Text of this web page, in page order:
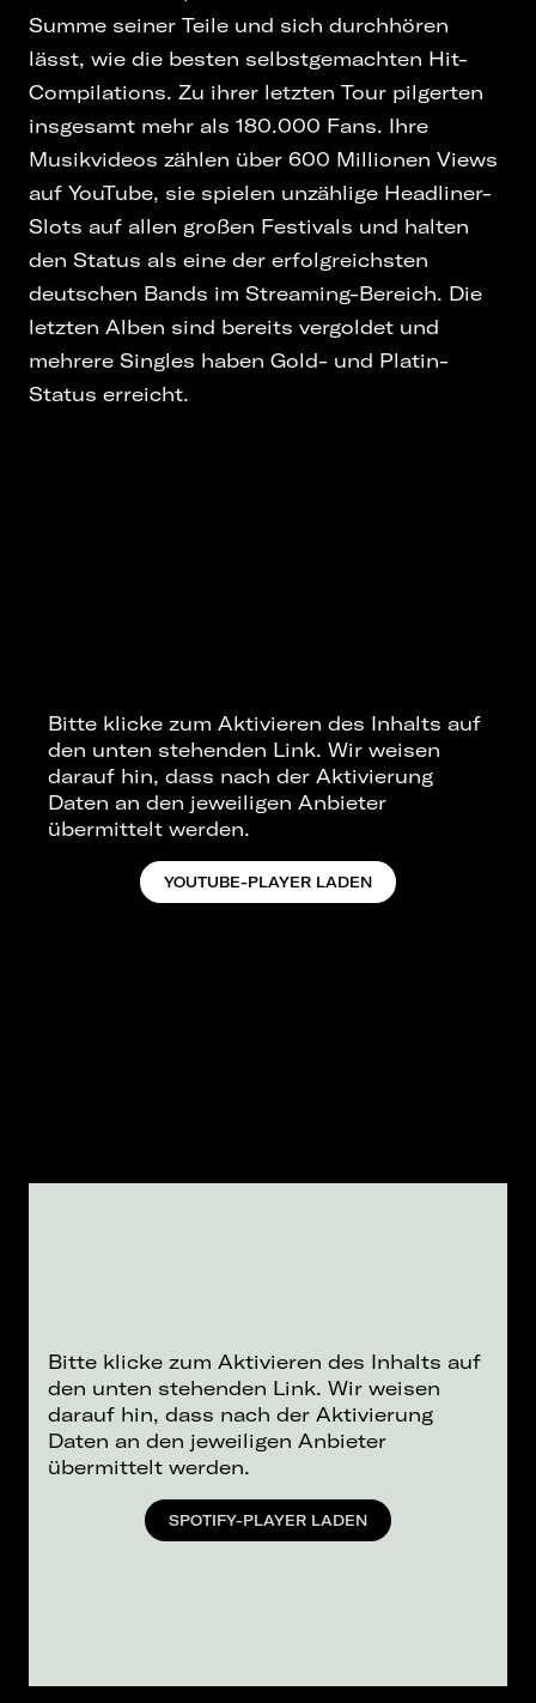
Summe seiner Teile und sich durchhören
lässt, wie die besten selbstgemachten Hit-
Compilations. Zu ihrer letzten Tour pilgerten
insgesamt mehr als 180.000 Fans. Ihre
Musikvideos zählen über 600 Millionen Views
auf YouTube, sie spielen unzählige Headliner-
Slots auf allen großen Festivals und halten
den Status als eine der erfolgreichsten
deutschen Bands im Streaming-Bereich. Die
letzten Alben sind bereits vergoldet und
mehrere Singles haben Gold- und Platin-
Status erreicht.
Bitte klicke zum Aktivieren des Inhalts auf
den unten stehenden Link. Wir weisen
darauf hin, dass nach der Aktivierung
Daten an den jeweiligen Anbieter
übermittelt werden.
YOUTUBE-PLAYER LADEN
Bitte klicke zum Aktivieren des Inhalts auf
den unten stehenden Link. Wir weisen
darauf hin, dass nach der Aktivierung
Daten an den jeweiligen Anbieter
übermittelt werden.
SPOTIFY-PLAYER LADEN